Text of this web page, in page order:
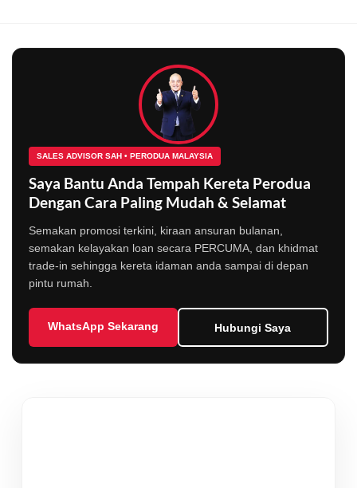
SALES ADVISOR SAH • PERODUA MALAYSIA
Saya Bantu Anda Tempah Kereta Perodua
Dengan Cara Paling Mudah & Selamat
Semakan promosi terkini, kiraan ansuran bulanan,
semakan kelayakan loan secara PERCUMA, dan khidmat
trade-in sehingga kereta idaman anda sampai di depan
pintu rumah.
WhatsApp Sekarang Hubungi Saya